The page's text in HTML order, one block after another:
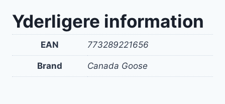
Yderligere information
EAN 773289221656
Brand Canada Goose